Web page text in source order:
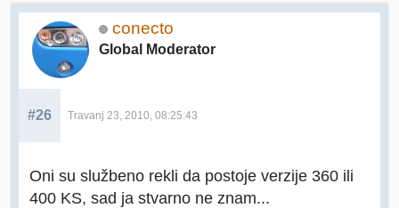
conecto
Global Moderator
#26 Travanj 23, 2010, 08:25:43
Oni su službeno rekli da postoje verzije 360 ili
400 KS, sad ja stvarno ne znam...